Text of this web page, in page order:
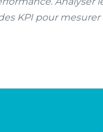
KPI pour